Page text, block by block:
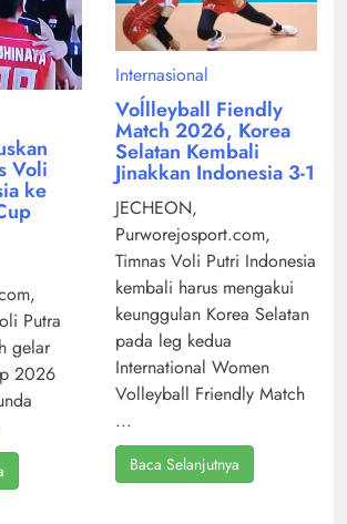
Voli
ke
Putra
gelar
2026
Internasional
Voĺlleyball Fiendly
Match 2026, Korea
Selatan Kembali
Jinakkan Indonesia 3-1
JECHEON,
Purworejosport.com,
Timnas Voli Putri Indonesia
kembali harus mengakui
keunggulan Korea Selatan
pada leg kedua
International Women
Volleyball Friendly Match
...
Baca Selanjutnya